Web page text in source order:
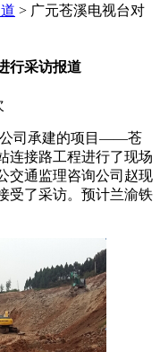
> 广元苍溪电视台对
行采访报道
公司承建的项目——苍
连接路工程进行了现场
交通监理咨询公司赵现
受了采访。 预计兰渝铁